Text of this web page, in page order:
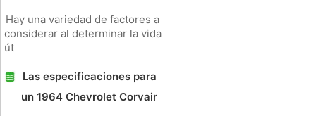
Hay una variedad de factores a
considerar al determinar la vida
út
Las especificaciones para
un 1964 Chevrolet Corvair